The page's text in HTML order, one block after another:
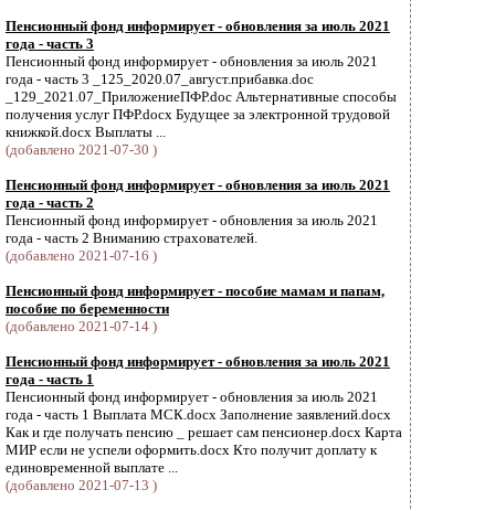
Пенсионный фонд информирует - обновления за июль 2021
года - часть 3
Пенсионный фонд информирует - обновления за июль 2021
года - часть 3 _125_2020.07_август.прибавка.doc
_129_2021.07_ПриложениеПФР.doc Альтернативные способы
получения услуг ПФР.docx Будущее за электронной трудовой
книжкой.docx Выплаты ...
(добавлено 2021-07-30 )
Пенсионный фонд информирует - обновления за июль 2021
года - часть 2
Пенсионный фонд информирует - обновления за июль 2021
года - часть 2 Вниманию страхователей.
(добавлено 2021-07-16 )
Пенсионный фонд информирует - пособие мамам и папам,
пособие по беременности
(добавлено 2021-07-14 )
Пенсионный фонд информирует - обновления за июль 2021
года - часть 1
Пенсионный фонд информирует - обновления за июль 2021
года - часть 1 Выплата МСК.docx Заполнение заявлений.docx
Как и где получать пенсию _ решает сам пенсионер.docx Карта
МИР если не успели оформить.docx Кто получит доплату к
единовременной выплате ...
(добавлено 2021-07-13 )